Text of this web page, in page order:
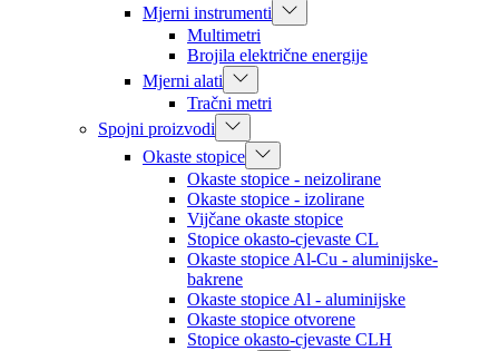
Mjerni instrumenti
Multimetri
Brojila električne energije
Mjerni alati
Tračni metri
Spojni proizvodi
Okaste stopice
Okaste stopice - neizolirane
Okaste stopice - izolirane
Vijčane okaste stopice
Stopice okasto-cjevaste CL
Okaste stopice Al-Cu - aluminijske-
bakrene
Okaste stopice Al - aluminijske
Okaste stopice otvorene
Stopice okasto-cjevaste CLH